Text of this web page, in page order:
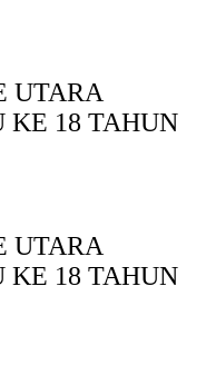
UTARA
KE 18 TAHUN
UTARA
KE 18 TAHUN